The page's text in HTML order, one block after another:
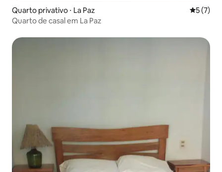
Quarto privativo ⋅ La Paz 5 de
5 (7)
Quarto de casal em La Paz